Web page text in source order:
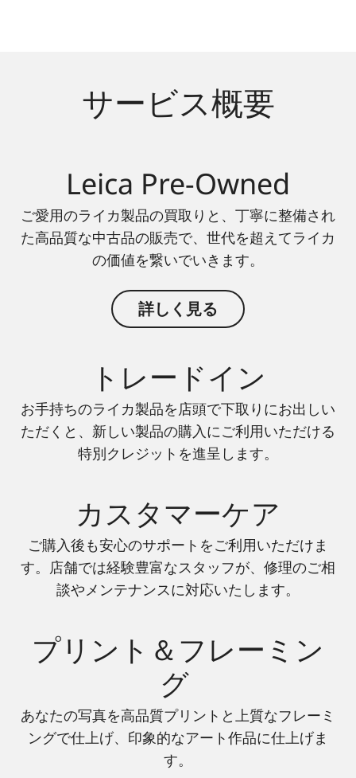
サービス概要
Leica Pre-Owned
ご愛用のライカ製品の買取りと、丁寧に整備され
た高品質な中古品の販売で、世代を超えてライカ
の価値を繋いでいきます。
詳しく見る
トレードイン
お手持ちのライカ製品を店頭で下取りにお出しい
ただくと、新しい製品の購入にご利用いただける
特別クレジットを進呈します。
カスタマーケア
ご購入後も安心のサポートをご利用いただけま
す。店舗では経験豊富なスタッフが、修理のご相
談やメンテナンスに対応いたします。
プリント＆フレーミン
グ
あなたの写真を高品質プリントと上質なフレーミ
ングで仕上げ、印象的なアート作品に仕上げま
す。